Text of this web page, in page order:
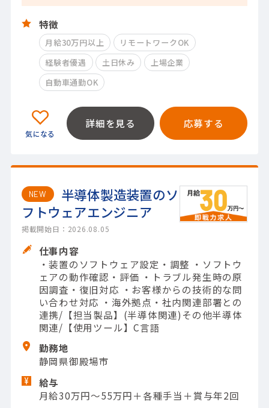
特徴
月給30万円以上
リモートワークOK
経験者優遇
土日休み
上場企業
自動車通勤OK
詳細を見る 応募する
NEW
半導体製造装置のソ
フトウェアエンジニア
掲載開始日：2026.08.05
仕事内容
・装置のソフトウェア設定・調整 ・ソフトウ
ェアの動作確認・評価 ・トラブル発生時の原
因調査・復旧対応 ・お客様からの技術的な問
い合わせ対応 ・海外拠点・社内関連部署との
連携/【担当製品】(半導体関連)その他半導体
関連/【使用ツール】C言語
勤務地
静岡県御殿場市
給与
月給30万円～55万円＋各種手当＋賞与年2回